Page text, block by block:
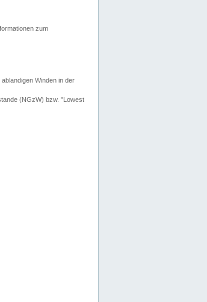
zum
Winden in der
(NGzW) bzw. "Lowest